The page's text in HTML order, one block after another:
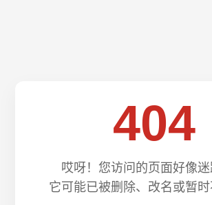
404
哎呀！您访问的页面好像迷
它可能已被删除、改名或暂时